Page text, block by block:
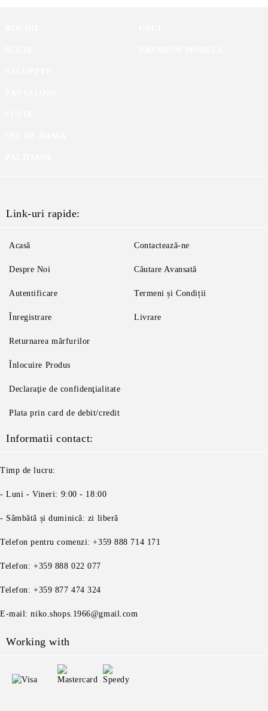
Link-uri rapide:
Acasă
Despre Noi
Autentificare
Înregistrare
Contactează-ne
Căutare Avansată
Termeni și Condiții
Livrare
Returnarea mărfurilor
Înlocuire Produs
Declaraţie de confidenţialitate
Plata prin card de debit/credit
Informatii contact:
Timp de lucru:
- Luni - Vineri: 9:00 - 18:00
- Sâmbătă și duminică: zi liberă
Telefon pentru comenzi: +359 888 714 171
Telefon: +359 888 022 077
Telefon: +359 877 474 324
E-mail: niko.shops.1966@gmail.com
Working with